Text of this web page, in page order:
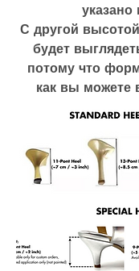
указано
С другой
будет
потому что
как вы можете